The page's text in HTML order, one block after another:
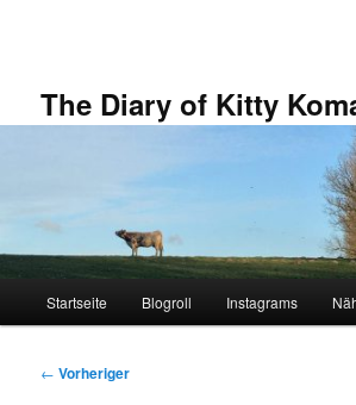
The Diary of Kitty
Startseite Blogroll Instagrams
Beitragsnavigation
← Vorheriger